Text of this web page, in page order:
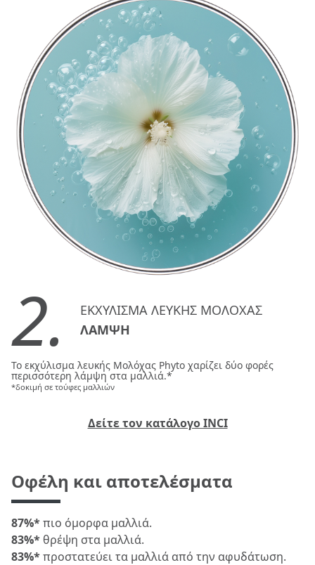
2.
ΕΚΧΥΛΙΣΜΑ ΛΕΥΚΗΣ ΜΟΛΟΧΑΣ
ΛΑΜΨΗ
Το εκχύλισμα λευκής Μολόχας Phyto χαρίζει δύο φορές
περισσότερη λάμψη στα μαλλιά.*
*δοκιμή σε τούφες μαλλιών
Δείτε τον κατάλογο INCI
Οφέλη και αποτελέσματα
87%*πιο όμορφα μαλλιά.
83%* θρέψη στα μαλλιά.
83%*προστατεύει τα μαλλιά από την αφυδάτωση.